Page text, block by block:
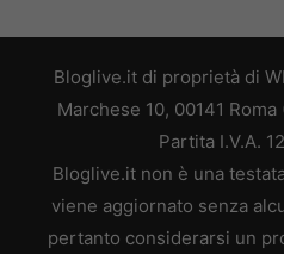
Bloglive.it di proprietà di
Marchese 10, 00141
Partita I.V.A.
Bloglive.it non è una
viene aggiornato senza
pertanto considerarsi un